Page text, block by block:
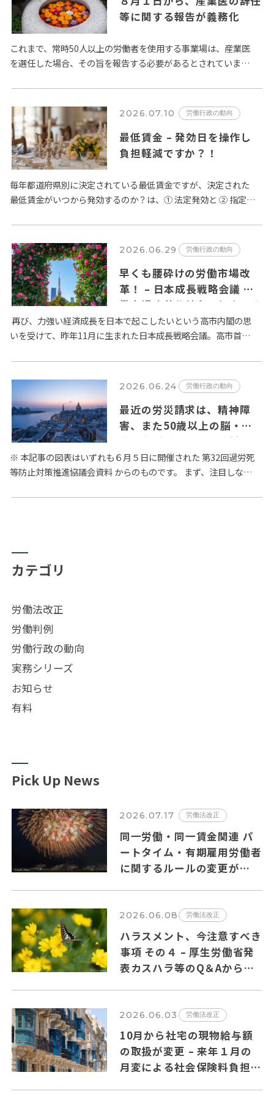
等に関する報告が義務化
これまで、常時50人以上の労働者を使用する事業場は、産業医
を選任した場合、その旨を報告する必要があるとされていまし
合に加え、…
2026.07.10 労働行政の動向
最低賃金 – 発効日を操作し
負担軽減ですか？！
毎年都道府県別に決定されている最低賃金ですが、決定された
最低賃金がいつから発効するのか？は、① 法定発効と ② 指定日
「公…
2026.06.29 労働行政の動向
早くも腰砕けの労働市場改
革！ – 日本成長戦略会議 労
働市場改革分科会とりまとめ
が６月２日に公表
再び、力強い経済成長を日本で起こしたいという高市内閣の思
いを受けて、昨年11月に生まれた日本成長戦略会議。高市首相
の改革が…
2026.06.24 労働行政の動向
最近の労災請求は、精神障
害、また50歳以上の脳・心
臓疾患が増加 – 厚生労働省
過労死等防止対策推進協議会
の議論から
※ 本記事の図表はいずれも６月５日に開催された 第32回過労死
等防止対策推進協議会資料 からのものです。 まず、注目しなけ
…
カテゴリ
労働法改正
労働判例
労働行政の動向
実務シリーズ
お知らせ
有料
Pick Up News
2026.07.17 労働法改正
同一労働・同一賃金関連 パ
ートタイム・有期雇用労働者
に関するルールの変更が
2026.06.08 労働法改正
ハラスメント、今注意すべき
事項 その４ – 厚生労働省発
表カスハラ等のQ＆Aからの
2026.06.03 労働法改正
10月から社宅の現物給与額
の取扱が変更 – 来年１月の
月変による社会保険料負担増